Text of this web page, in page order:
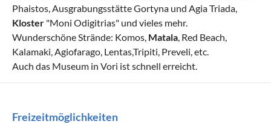
Phaistos, Ausgrabungsstätte Gortyna und Agia Triada,
Kloster "Moni Odigitrias" und vieles mehr.
Wunderschöne Strände: Komos, Matala , Red Beach,
Kalamaki, Agiofarago, Lentas,Tripiti, Preveli, etc.
Auch das Museum in Vori ist schnell erreicht.
Freizeitmöglichkeiten